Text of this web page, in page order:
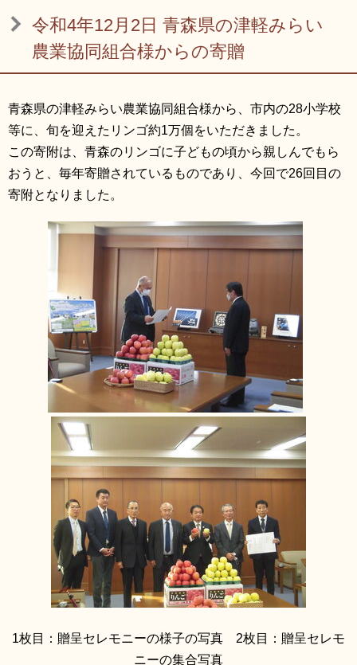
令和4年12月2日 青森県の津軽みらい
農業協同組合様からの寄贈
青森県の津軽みらい農業協同組合様から、市内の28小学校
等に、旬を迎えたリンゴ約1万個をいただきました。
この寄附は、青森のリンゴに子どもの頃から親しんでもら
おうと、毎年寄贈されているものであり、今回で26回目の
寄附となりました。
1枚目：贈呈セレモニーの様子の写真 2枚目：贈呈セレモ
ニーの集合写真